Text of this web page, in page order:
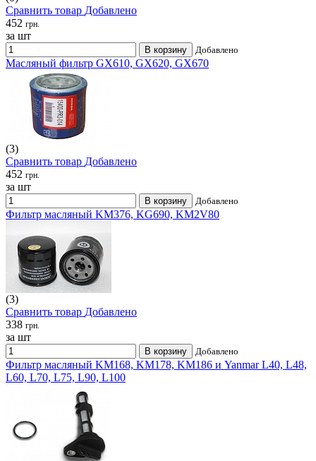
Сравнить товар Добавлено
452 грн.
за шт
В корзину Добавлено
Масляный фильтр GX610, GX620, GX670
(3)
Сравнить товар Добавлено
452 грн.
за шт
В корзину Добавлено
Фильтр масляный KM376, KG690, KM2V80
(3)
Сравнить товар Добавлено
338 грн.
за шт
В корзину Добавлено
Фильтр масляный KM168, KM178, KM186 и Yanmar L40, L48,
L60, L70, L75, L90, L100